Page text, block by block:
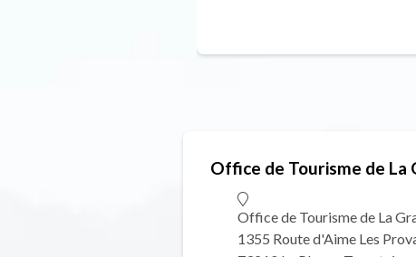
Office de Tourisme de La
Office de Tourisme de La
1355 Route d'Aime Les